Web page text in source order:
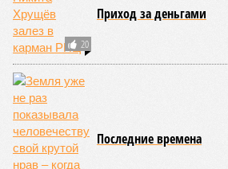
20
Приход за деньгами
Последние времена